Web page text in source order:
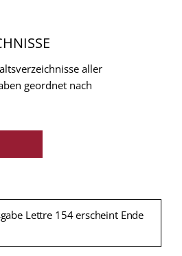
aller
geordnet nach
Lettre 154 erscheint Ende